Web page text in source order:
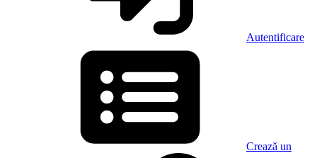
Autentificare
Crează un